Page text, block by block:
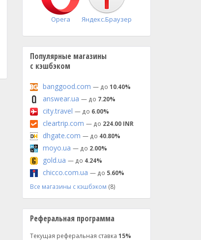
Opera Яндекс.Браузер
Популярные магазины
с кэшбэком
banggood.com — до 10.40%
answear.ua — до 7.20%
city.travel — до 6.00%
cleartrip.com — до 224.00 INR
dhgate.com — до 40.80%
moyo.ua — до 2.00%
gold.ua — до 4.24%
chicco.com.ua — до 5.60%
Все магазины с кэшбэком (8)
Реферальная программа
Текущая реферальная ставка 15%